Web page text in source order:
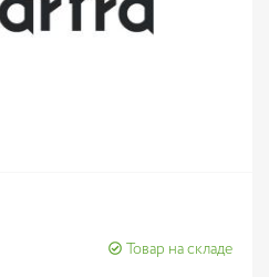
Товар на складе